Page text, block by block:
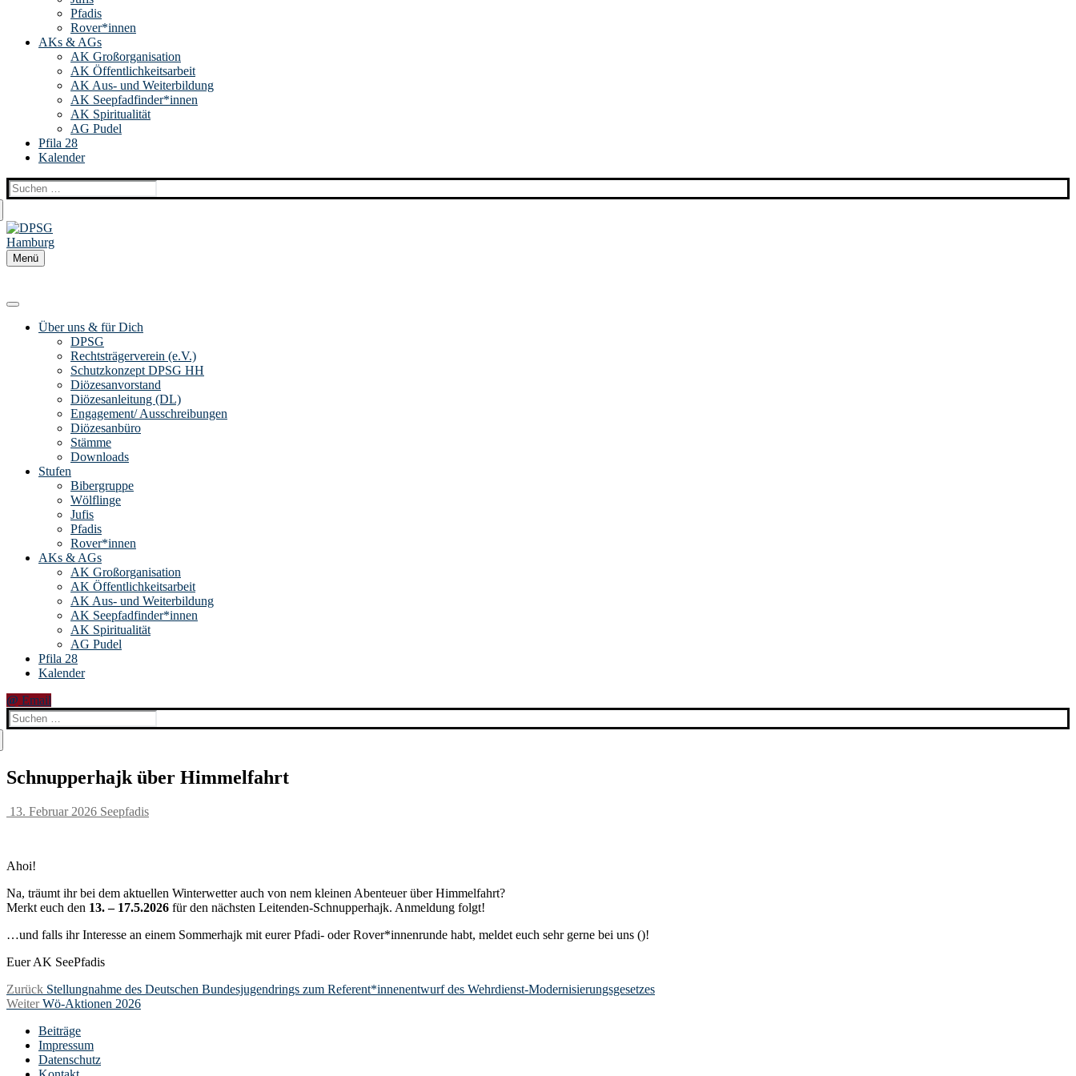
Pfadis
Rover*innen
AKs & AGs
AK Großorganisation
AK Öffentlichkeitsarbeit
AK Aus- und Weiterbildung
AK Seepfadfinder*innen
AK Spiritualität
AG Pudel
Pfila 28
Kalender
Suchen
nach:
Menü
Über uns & für Dich
DPSG
Rechtsträgerverein (e.V.)
Schutzkonzept DPSG HH
Diözesanvorstand
Diözesanleitung (DL)
Engagement/ Ausschreibungen
Diözesanbüro
Stämme
Downloads
Stufen
Bibergruppe
Wölflinge
Jufis
Pfadis
Rover*innen
AKs & AGs
AK Großorganisation
AK Öffentlichkeitsarbeit
AK Aus- und Weiterbildung
AK Seepfadfinder*innen
AK Spiritualität
AG Pudel
Pfila 28
Kalender
Email
Suchen
nach:
Schnupperhajk über Himmelfahrt
13. Februar 2026 Seepfadis
Ahoi!
Na, träumt ihr bei dem aktuellen Winterwetter auch von nem kleinen Abenteuer über Himmelfahrt?
Merkt euch den 13. – 17.5.2026 für den nächsten Leitenden-Schnupperhajk. Anmeldung folgt!
…und falls ihr Interesse an einem Sommerhajk mit eurer Pfadi- oder Rover*innenrunde habt, meldet euch sehr gerne bei uns ()!
Euer AK SeePfadis
Beitragsnavigation
Zurück Vorheriger
Beitrag:
Stellungnahme des Deutschen Bundesjugendrings zum Referent*innenentwurf des Wehrdienst-Modernisierungsgesetzes
Weiter Nächster
Wö-Aktionen 2026
Beiträge
Impressum
Datenschutz